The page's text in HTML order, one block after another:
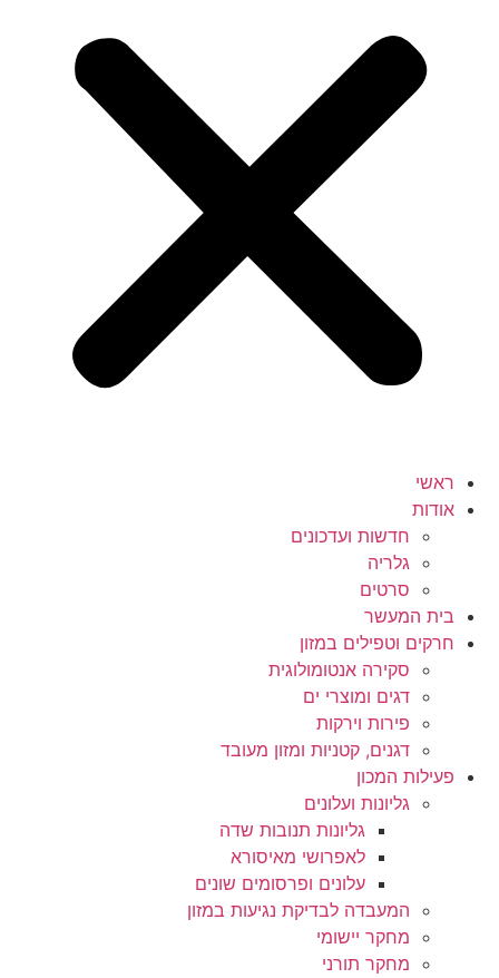
ראשי
אודות
חדשות ועדכונים
גלריה
סרטים
בית המעשר
חרקים וטפילים במזון
סקירה אנטומולוגית
דגים ומוצרי ים
פירות וירקות
דגנים, קטניות ומזון מעובד
פעילות המכון
גליונות ועלונים
גליונות תנובות שדה
לאפרושי מאיסורא
עלונים ופרסומים שונים
המעבדה לבדיקת נגיעות במזון
מחקר יישומי
מחקר תורני